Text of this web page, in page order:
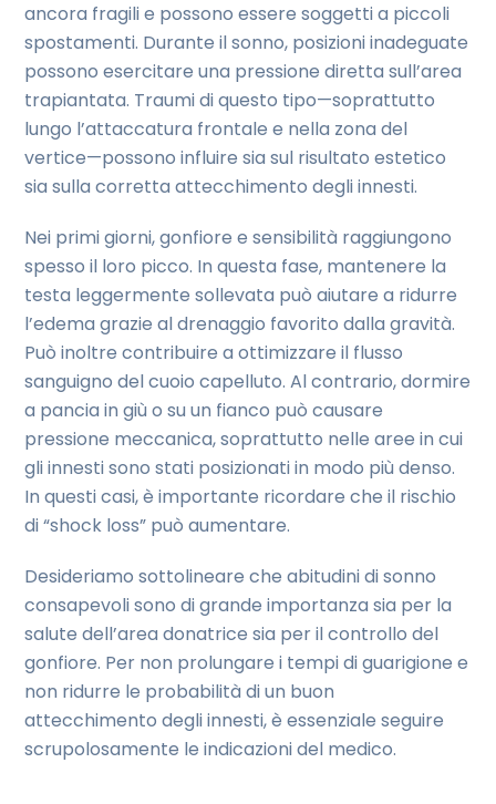
ancora fragili e possono essere soggetti a piccoli
spostamenti. Durante il sonno, posizioni inadeguate
possono esercitare una pressione diretta sull’area
trapiantata. Traumi di questo tipo—soprattutto
lungo l’attaccatura frontale e nella zona del
vertice—possono influire sia sul risultato estetico
sia sulla corretta attecchimento degli innesti.
Nei primi giorni, gonfiore e sensibilità raggiungono
spesso il loro picco. In questa fase, mantenere la
testa leggermente sollevata può aiutare a ridurre
l’edema grazie al drenaggio favorito dalla gravità.
Può inoltre contribuire a ottimizzare il flusso
sanguigno del cuoio capelluto. Al contrario, dormire
a pancia in giù o su un fianco può causare
pressione meccanica, soprattutto nelle aree in cui
gli innesti sono stati posizionati in modo più denso.
In questi casi, è importante ricordare che il rischio
di “shock loss” può aumentare.
Desideriamo sottolineare che abitudini di sonno
consapevoli sono di grande importanza sia per la
salute dell’area donatrice sia per il controllo del
gonfiore. Per non prolungare i tempi di guarigione e
non ridurre le probabilità di un buon
attecchimento degli innesti, è essenziale seguire
scrupolosamente le indicazioni del medico.